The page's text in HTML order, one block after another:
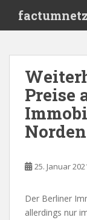
i
Preise
25. Januar
Der Berliner
allerdings nur